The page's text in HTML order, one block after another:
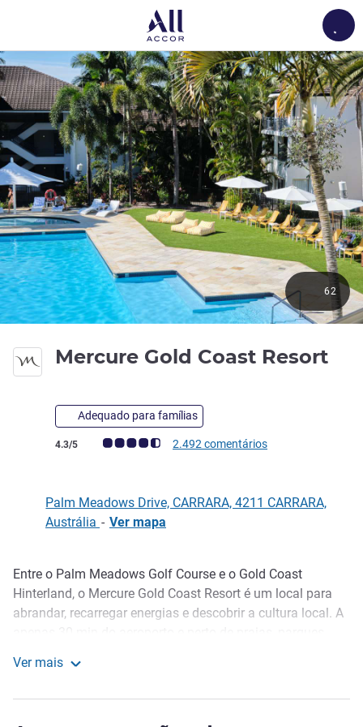
Mercure Gold Coast Resort4
Adequado para famílias
Nota clientes Avis (Classificação ALL)
4.3/5 2.492 comentários
62
Palm Meadows Drive, CARRARA, 4211 CARRARA,
Austrália - Ver mapa
Descrição
Entre o Palm Meadows Golf Course e o Gold Coast
Hinterland, o Mercure Gold Coast Resort é um local para
abrandar, recarregar energias e descobrir a cultura local. A
tranquilidade. Relaxe com 2 piscinas, campos de ténis, um
Ver mais